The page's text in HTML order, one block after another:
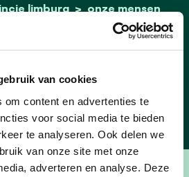
van cookies
om content en advertenties te
voor social media te bieden
te analyseren. Ook delen we
van onze site met onze
adverteren en analyse. Deze
home
limburg onze mensen
toon vandeurzen
Parlement